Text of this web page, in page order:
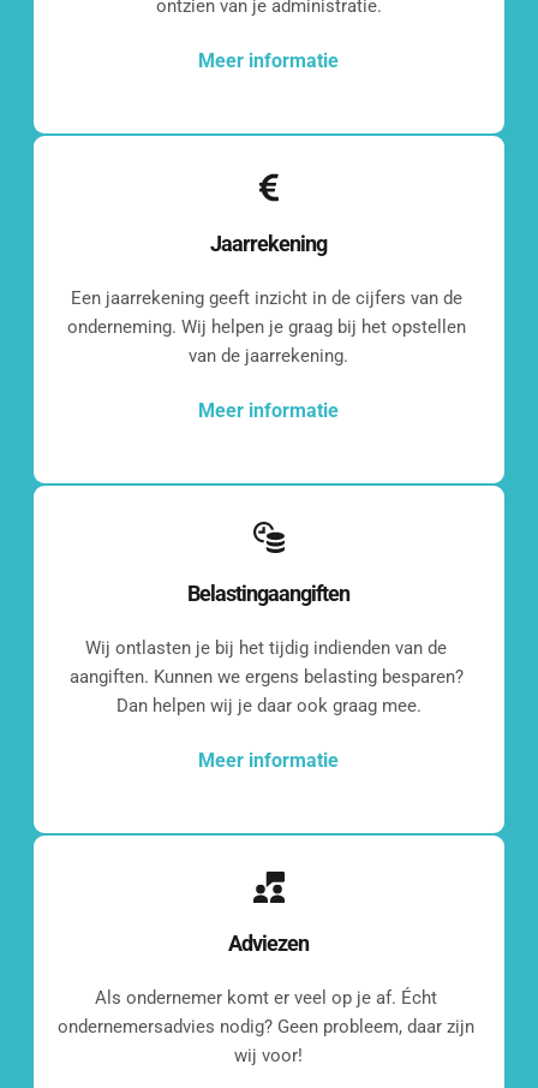
Even
kennismaken?
ontzien van je administratie.
Meer informatie
Jaarrekening
Een jaarrekening geeft inzicht in de cijfers van de
onderneming. Wij helpen je graag bij het opstellen
van de jaarrekening.
Meer informatie
Belastingaangiften
Wij ontlasten je bij het tijdig indienden van de
aangiften. Kunnen we ergens belasting besparen?
Dan helpen wij je daar ook graag mee.
Meer informatie
Adviezen
Als ondernemer komt er veel op je af. Écht
ondernemersadvies nodig? Geen probleem, daar zijn
wij voor!